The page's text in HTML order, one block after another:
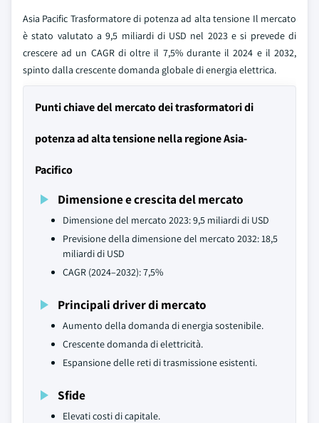
Asia Pacific Trasformatore di potenza ad alta tensione Il mercato
è stato valutato a 9,5 miliardi di USD nel 2023 e si prevede di
crescere ad un CAGR di oltre il 7,5% durante il 2024 e il 2032,
spinto dalla crescente domanda globale di energia elettrica.
Punti chiave del mercato dei trasformatori di
potenza ad alta tensione nella regione Asia-
Pacifico
Dimensione e crescita del mercato
Dimensione del mercato 2023: 9,5 miliardi di USD
Previsione della dimensione del mercato 2032: 18,5
miliardi di USD
CAGR (2024–2032): 7,5%
Principali driver di mercato
Aumento della domanda di energia sostenibile.
Crescente domanda di elettricità.
Espansione delle reti di trasmissione esistenti.
Sfide
Elevati costi di capitale.